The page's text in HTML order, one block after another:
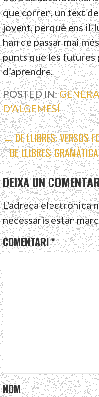
que corren, un text
jovent, perquè ens
han de passar mai
punts que les futures
d’aprendre.
POSTED IN:
D'ALGEMESÍ
NAVEGACIÓ
D'ENTRADES
← DE LLIBRES: VERSOS
DE LLIBRES:
DEIXA UN
L'adreça electrònica
necessaris estan
COMENTARI*
NOM